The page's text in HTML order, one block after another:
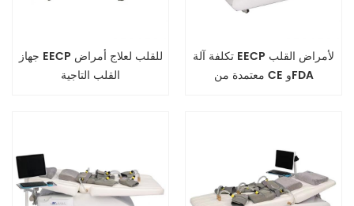
جهاز EECP للقلب لعلاج أمراض
القلب التاجية
تكلفة آلة EECP لأمراض القلب
معتمدة من CE وFDA